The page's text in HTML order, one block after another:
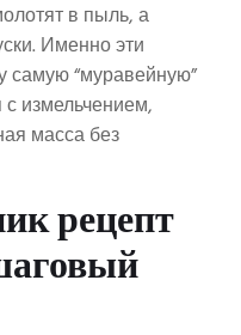
в пыль, а
Именно эти
самую “муравейную”
с измельчением,
масса без
рецепт